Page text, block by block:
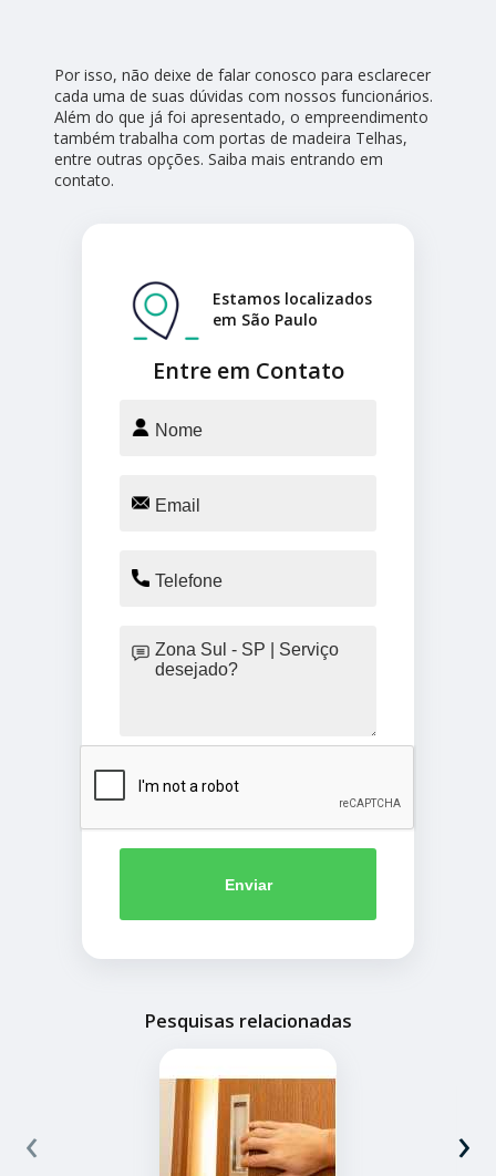
Por isso, não deixe de falar conosco para esclarecer
cada uma de suas dúvidas com nossos funcionários.
Além do que já foi apresentado, o empreendimento
também trabalha com portas de madeira Telhas,
entre outras opções. Saiba mais entrando em
contato.
Entre em Contato
Estamos localizados
em São Paulo
Enviar
Pesquisas relacionadas
‹ ›